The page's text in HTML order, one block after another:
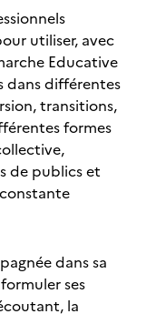
utiliser, avec
Educative
dans différentes
transitions,
formes
de publics et
dans sa
ses
la